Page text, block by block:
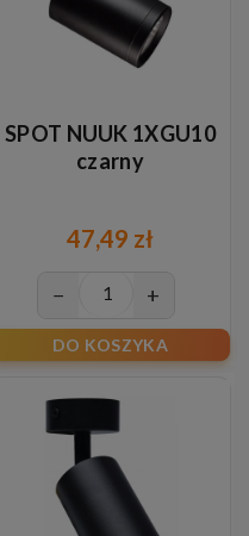
SPOT NUUK 1XGU10
czarny
47,49 zł
− +
DO KOSZYKA